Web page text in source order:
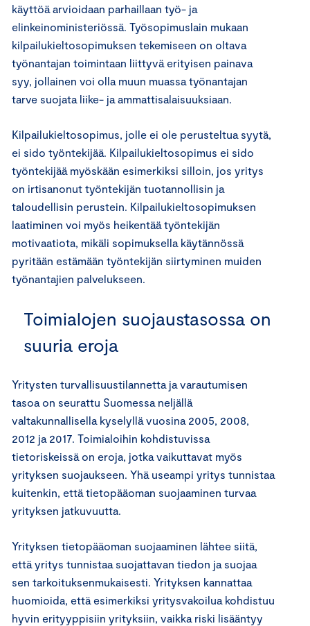
käyttöä arvioidaan parhaillaan työ- ja
elinkeinoministeriössä. Työsopimuslain mukaan
kilpailukieltosopimuksen tekemiseen on oltava
työnantajan toimintaan liittyvä erityisen painava
syy, jollainen voi olla muun muassa työnantajan
tarve suojata liike- ja ammattisalaisuuksiaan.
Kilpailukieltosopimus, jolle ei ole perusteltua syytä,
ei sido työntekijää. Kilpailukieltosopimus ei sido
työntekijää myöskään esimerkiksi silloin, jos yritys
on irtisanonut työntekijän tuotannollisin ja
taloudellisin perustein. Kilpailukieltosopimuksen
laatiminen voi myös heikentää työntekijän
motivaatiota, mikäli sopimuksella käytännössä
pyritään estämään työntekijän siirtyminen muiden
työnantajien palvelukseen.
Toimialojen suojaustasossa on
suuria eroja
Yritysten turvallisuustilannetta ja varautumisen
tasoa on seurattu Suomessa neljällä
valtakunnallisella kyselyllä vuosina 2005, 2008,
2012 ja 2017. Toimialoihin kohdistuvissa
tietoriskeissä on eroja, jotka vaikuttavat myös
yrityksen suojaukseen. Yhä useampi yritys tunnistaa
kuitenkin, että tietopääoman suojaaminen turvaa
yrityksen jatkuvuutta.
Yrityksen tietopääoman suojaaminen lähtee siitä,
että yritys tunnistaa suojattavan tiedon ja suojaa
sen tarkoituksenmukaisesti. Yrityksen kannattaa
huomioida, että esimerkiksi yritysvakoilua kohdistuu
hyvin erityyppisiin yrityksiin, vaikka riski lisääntyy